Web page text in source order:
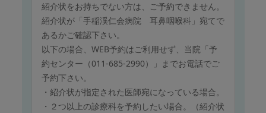
紹介状をお持ちでない方は、ご予約できません。
紹介状が「手稲渓仁会病院 耳鼻咽喉科」宛てで
あるかご確認下さい。
以下の場合、WEB予約はご利用せず、当院「予
約センター（011-685-2990）」までお電話でご
予約下さい。
・紹介状が指定された医師宛になっている場合。
・２つ以上の診療科を予約したい場合。（紹介状